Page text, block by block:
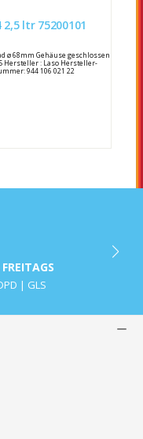
Laso Wasserpumpe 924 S 944 2,5 ltr 75200101
ø 68mm Gehäuse geschlossen
Hersteller : Laso Hersteller-
944 106 021 22
| GLS